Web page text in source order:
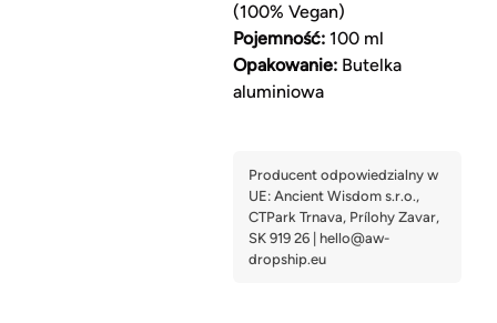
(100% Vegan)
Pojemność:100 ml
Opakowanie:Butelka
aluminiowa